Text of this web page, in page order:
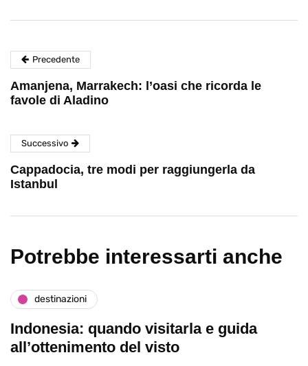
Precedente
Amanjena, Marrakech: l’oasi che ricorda le
favole di Aladino
Successivo
Cappadocia, tre modi per raggiungerla da
Istanbul
Potrebbe interessarti anche
destinazioni
Indonesia: quando visitarla e guida
all’ottenimento del visto